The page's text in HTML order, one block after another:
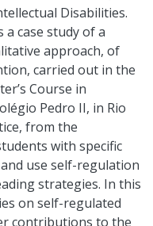
Disabilities.
a case study of a
approach, of
carried out in the
Course in
Pedro II, in Rio
from the
with specific
use self-regulation
strategies. In this
on self-regulated
contributions to the